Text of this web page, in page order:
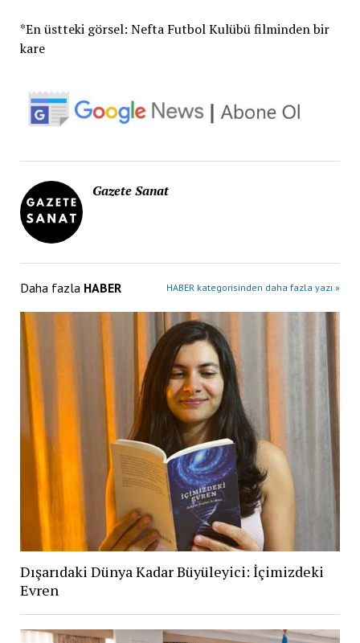
*En üstteki görsel: Nefta Futbol Kulübü filminden bir
kare
Gazete Sanat
Daha fazla HABER HABER kategorisinden daha fazla yazı »
Dışarıdaki Dünya Kadar Büyüleyici: İçimizdeki
Evren